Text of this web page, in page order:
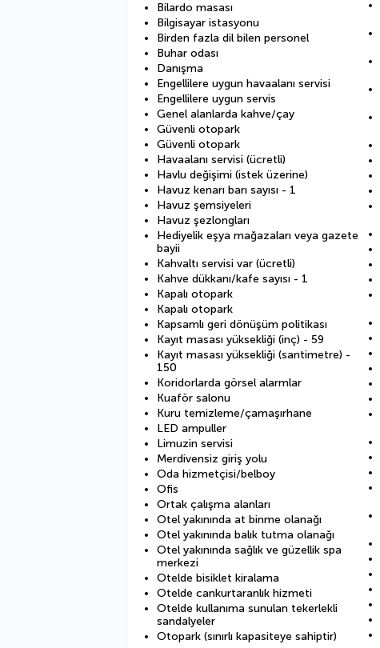
Bilardo masası
Bilgisayar istasyonu
Birden fazla dil bilen personel
Buhar odası
Danışma
Engellilere uygun havaalanı servisi
Engellilere uygun servis
Genel alanlarda kahve/çay
Güvenli otopark
Güvenli otopark
Havaalanı servisi (ücretli)
Havlu değişimi (istek üzerine)
Havuz kenarı barı sayısı - 1
Havuz şemsiyeleri
Havuz şezlongları
Hediyelik eşya mağazaları veya gazete
bayii
Kahvaltı servisi var (ücretli)
Kahve dükkanı/kafe sayısı - 1
Kapalı otopark
Kapalı otopark
Kapsamlı geri dönüşüm politikası
Kayıt masası yüksekliği (inç) - 59
Kayıt masası yüksekliği (santimetre) -
150
Koridorlarda görsel alarmlar
Kuaför salonu
Kuru temizleme/çamaşırhane
LED ampuller
Limuzin servisi
Merdivensiz giriş yolu
Oda hizmetçisi/belboy
Ofis
Ortak çalışma alanları
Otel yakınında at binme olanağı
Otel yakınında balık tutma olanağı
Otel yakınında sağlık ve güzellik spa
merkezi
Otelde bisiklet kiralama
Otelde cankurtaranlık hizmeti
Otelde kullanıma sunulan tekerlekli
sandalyeler
Otopark (sınırlı kapasiteye sahiptir)